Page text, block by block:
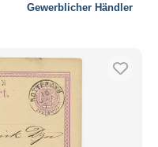
Gewerblicher Händler